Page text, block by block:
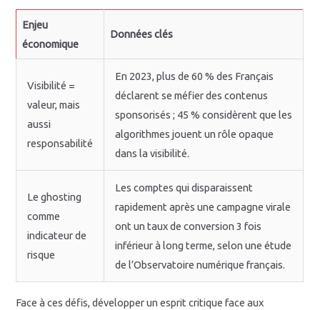
Enjeu
économique
Données clés
Visibilité =
valeur, mais
aussi
responsabilité
En 2023, plus de 60 % des Français
déclarent se méfier des contenus
sponsorisés ; 45 % considèrent que les
algorithmes jouent un rôle opaque
dans la visibilité.
Le ghosting
comme
indicateur de
risque
Les comptes qui disparaissent
rapidement après une campagne virale
ont un taux de conversion 3 fois
inférieur à long terme, selon une étude
de l’Observatoire numérique français.
Face à ces défis, développer un esprit critique face aux